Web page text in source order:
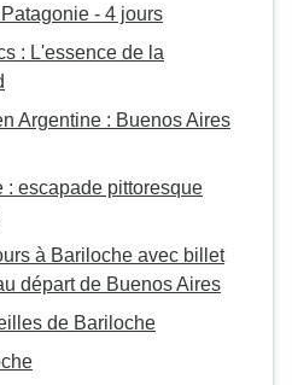
- 4 jours
: L'essence de la
Argentine : Buenos Aires
: escapade pittoresque
à Bariloche avec billet
départ de Buenos Aires
de Bariloche